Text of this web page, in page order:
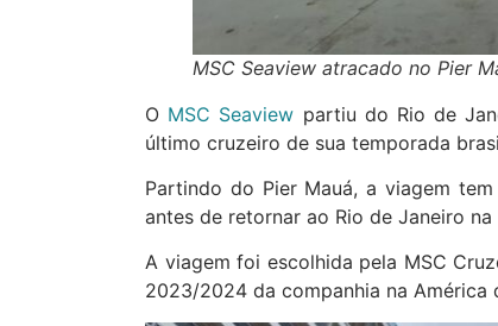
MSC Seaview atracado no Pier
O MSC Seaview partiu do Rio de
último cruzeiro de sua temporada
Partindo do Pier Mauá, a viagem
antes de retornar ao Rio de Janeiro
A viagem foi escolhida pela MSC
2023/2024 da companhia na América